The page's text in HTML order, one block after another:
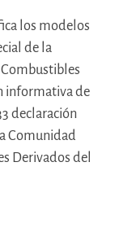
los modelos
de la
informativa de
declaración
Comunidad
Derivados del